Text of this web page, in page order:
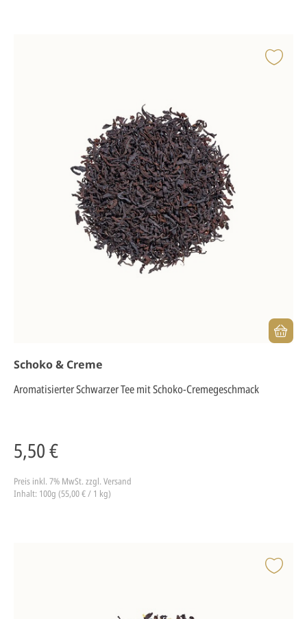
Schoko & Creme
Aromatisierter Schwarzer Tee mit Schoko-Cremegeschmack
5,50 €
Preis inkl. 7% MwSt. zzgl. Versand
Inhalt: 100g (55,00 € / 1 kg)